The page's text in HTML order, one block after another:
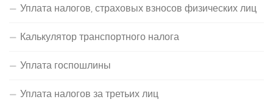
Уплата налогов, страховых взносов физических лиц
Калькулятор транспортного налога
Уплата госпошлины
Уплата налогов за третьих лиц